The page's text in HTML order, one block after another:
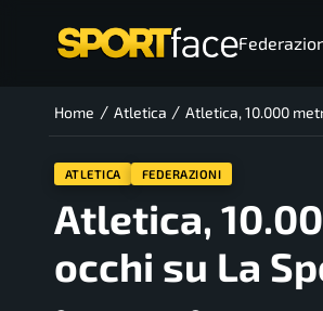
Home / Atletica / Atletica, 10.000
ATLETICA FEDERAZIONI
Atletica,
occhi su La